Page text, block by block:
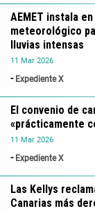
11 Mar 2026
Expediente X
AEMET instala
meteorológico
lluvias intensas
11 Mar 2026
Expediente X
El convenio de
«prácticamente
Las Kellys
Canarias más